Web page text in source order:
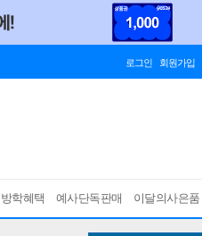
로그인 회원가입
학혜택 예사단독판매 이달의사은품